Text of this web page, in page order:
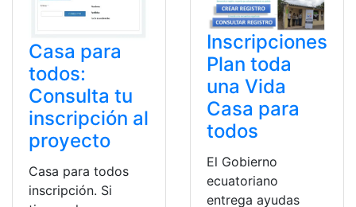
Casa para
todos:
Consulta tu
inscripción al
proyecto
Casa para todos
inscripción. Si
Inscripciones
Plan toda
una Vida
Casa para
todos
El Gobierno
ecuatoriano
entrega ayudas